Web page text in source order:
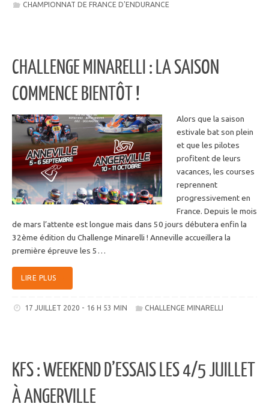
CHAMPIONNAT DE FRANCE D'ENDURANCE
CHALLENGE MINARELLI : LA SAISON
COMMENCE BIENTÔT !
Alors que la saison
estivale bat son plein
et que les pilotes
profitent de leurs
vacances, les courses
reprennent
progressivement en
France. Depuis le mois
de mars l’attente est longue mais dans 50 jours débutera enfin la
32ème édition du Challenge Minarelli ! Anneville accueillera la
première épreuve les 5…
LIRE PLUS
17 JUILLET 2020 - 16 H 53 MIN CHALLENGE MINARELLI
KFS : WEEKEND D’ESSAIS LES 4/5 JUILLET
À ANGERVILLE